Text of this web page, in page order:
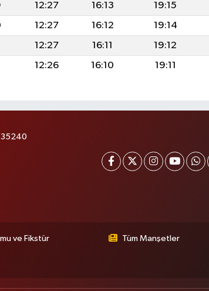
12:27 16:13 19:15
12:27 16:12 19:14
12:27 16:11 19:12
12:26 16:10 19:11
35240
ve Fikstür Tüm Manşetler